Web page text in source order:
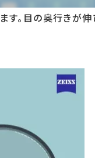
。目の奥行きが伸